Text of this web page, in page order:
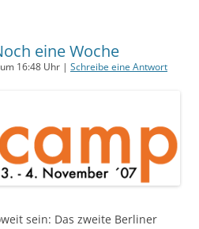
eine Woche
16:48 Uhr | Schreibe eine Antwort
sein: Das zweite Berliner